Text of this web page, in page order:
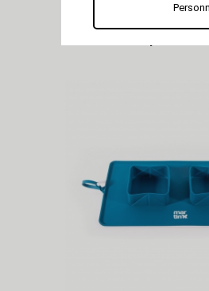
MARTIN
Couvercle de boîte